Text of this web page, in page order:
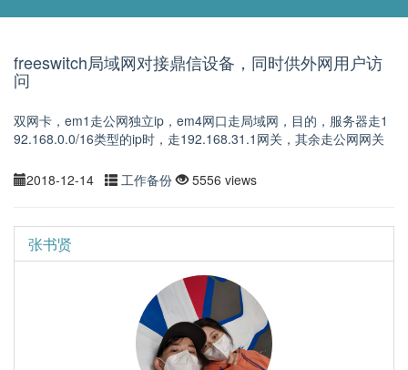
freeswitch局域网对接鼎信设备，同时供外网用户访
问
双网卡，em1走公网独立ip，em4网口走局域网，目的，服务器走1
92.168.0.0/16类型的ip时，走192.168.31.1网关，其余走公网网关
2018-12-14 工作备份 5556 views
张书贤